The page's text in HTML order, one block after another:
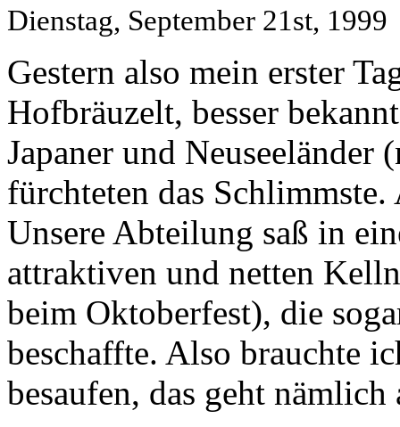
Dienstag, September 21st, 1999
Gestern also mein erster
Hofbräuzelt, besser
Japaner und
fürchteten das
Unsere Abteilung saß in
attraktiven und netten
beim Oktoberfest), die
beschaffte. Also brauchte
besaufen, das geht